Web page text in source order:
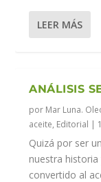
LEER MÁS
ANÁLISIS
por Mar Luna.
aceite, Editorial |
Quizá por ser
nuestra
convertido al